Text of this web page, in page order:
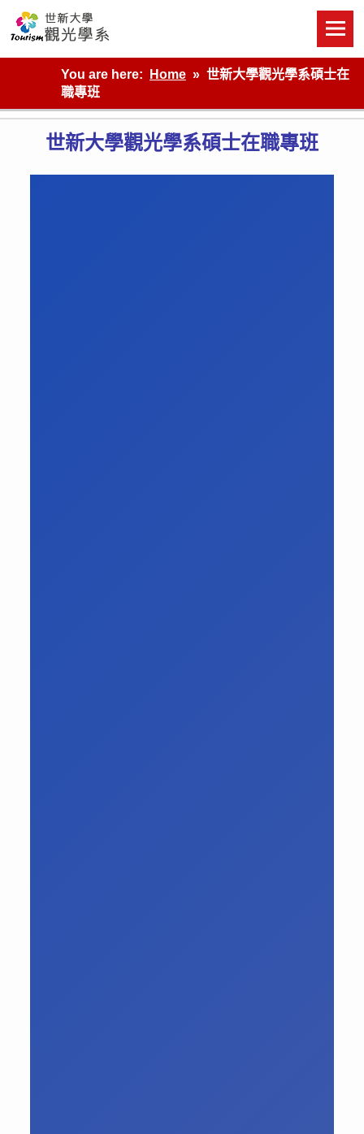
content
世新大學觀光學系網站
You are here:
Home
世新大學觀光學系碩士在
職專班
世新大學觀光學系碩士在職專班